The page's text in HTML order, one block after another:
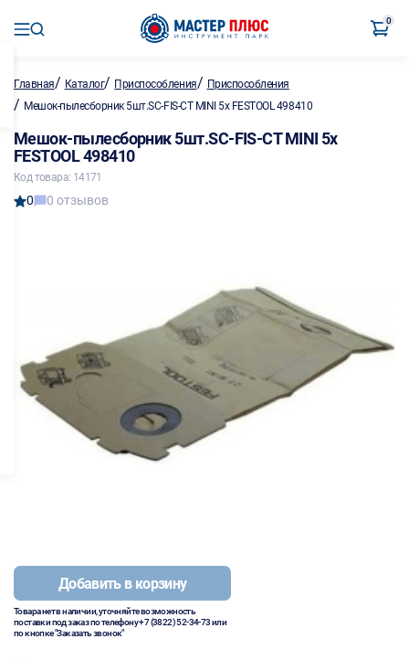
0
Главная/ Каталог/ Приспособления/ Приспособления
/ Мешок-пылесборник 5шт.SC-FIS-CT MINI 5х FESTOOL 498410
Мешок-пылесборник 5шт.SC-FIS-CT MINI 5х
FESTOOL 498410
Код товара: 14171
0 0 отзывов
Добавить в корзину
Товара нет в наличии, уточняйте возможность
поставки под заказ по телефону+7 (3822) 52-34-73или
по кнопке "Заказать звонок"